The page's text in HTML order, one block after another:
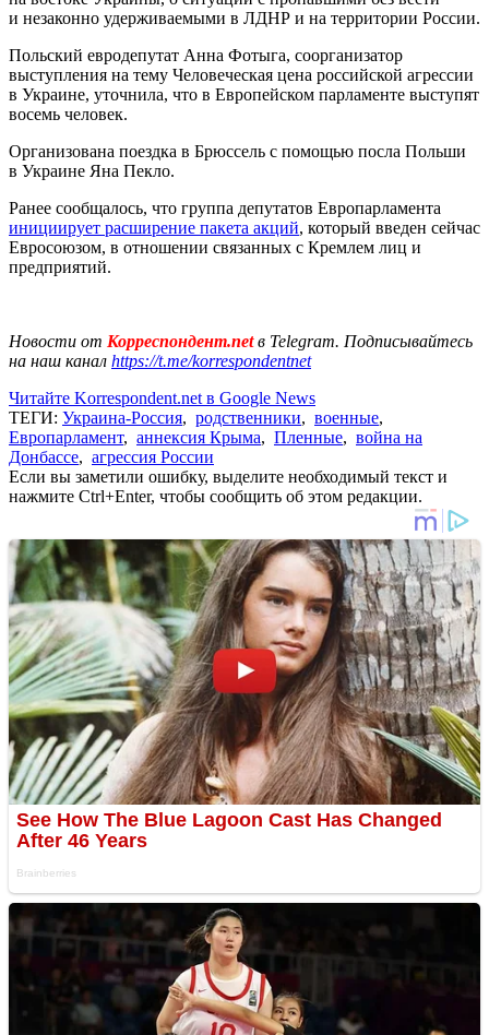
и незаконно удерживаемыми в ЛДНР и на территории России.
Польский евродепутат Анна Фотыга, соорганизатор
выступления на тему Человеческая цена российской агрессии
в Украине, уточнила, что в Европейском парламенте выступят
восемь человек.
Организована поездка в Брюссель с помощью посла Польши
в Украине Яна Пекло.
Ранее сообщалось, что группа депутатов Европарламента
инициирует расширение пакета акций, который введен сейчас
Евросоюзом, в отношении связанных с Кремлем лиц и
предприятий.
Новости от Корреспондент.netв Telegram. Подписывайтесь
на наш канал https://t.me/korrespondentnet
Читайте Korrespondent.net в Google News
ТЕГИ: Украина-Россия, родственники, военные,
Европарламент, аннексия Крыма, Пленные, война на
Донбассе, агрессия России
Если вы заметили ошибку, выделите необходимый текст и
нажмите Ctrl+Enter, чтобы сообщить об этом редакции.